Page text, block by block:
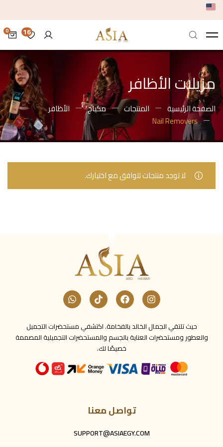
16
مزيلات الأظافر
الصفحة الرئيسية المنتجات مكياج
الأظافر
Nail Removers
لا توجد منتجات تتوافق مع اختيارك.
تواصل معنا
SUPPORT@ASIAEGY.COM
حيث تلتقي الجمال الخالد بالفخامة. اكتشفي مستحضرات التجميل
والعطور ومستحضرات العناية بالجسم والمستحضرات التجميلية المصممة
خصيصًا لك.